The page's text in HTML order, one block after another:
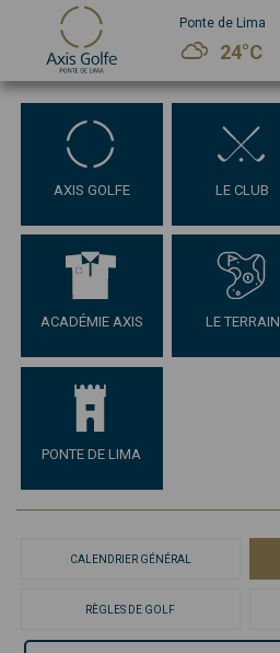
Ponte de Lima
24°C
AXIS GOLFE LE CLUB
ACADÉMIE AXIS LE TERRAIN
PONTE DE LIMA
CALENDRIER GÉNÉRAL
RÈGLES DE GOLF